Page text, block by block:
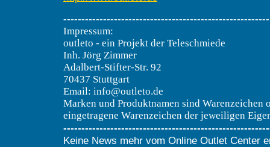
---------------------------------------------------------
Impressum:
outleto - ein Projekt der Teleschmiede
Inh. Jörg Zimmer
Adalbert-Stifter-Str. 92
70437 Stuttgart
Email: info@outleto.de
Marken und Produktnamen sind Warenzeichen
eingetragene Warenzeichen der jeweiligen
Keine News mehr vom Online Outlet Center